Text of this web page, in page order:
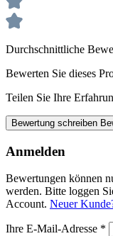
Durchschnittliche
Bewerten Sie dieses
Teilen Sie Ihre
Bewertung schreiben
Anmelden
Bewertungen können
werden. Bitte loggen
Account. Neuer
Ihre E-Mail-Adresse *